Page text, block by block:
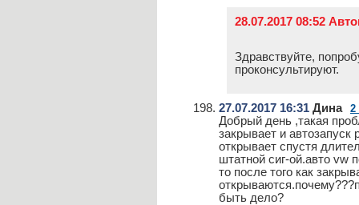
28.07.2017 08:52
Здравствуйте,
проконсультируют.
27.07.2017 16:31 Дина 2
Добрый день ,такая
закрывает и автозапуск
открывает спустя
штатной сиг-ой.авто vw
то после того как
быть дело?